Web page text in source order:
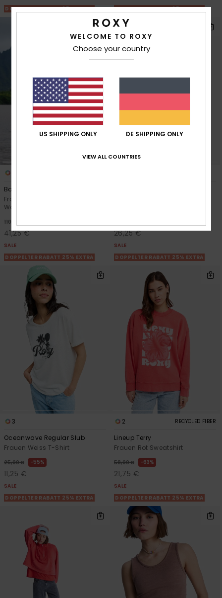
DOPPELTER RABATT 25% EXTRA
DOPPELTER RABATT 25% EXTRA
Boundless Spirit 2
Frauen Beige
Wasserabweisende Jacke
110,00 €
41,25 €
SALE
DOPPELTER RABATT 25% EXTRA
26,25 €
SALE
DOPPELTER RABATT 25% EXTRA
3
Oceanwave Regular Slub
Frauen Weiss T-Shirt
25,00 € 55%
11,25 €
SALE
DOPPELTER RABATT 25% EXTRA
2 RECYCLED FIBER
Lineup Terry
Frauen Rot Sweatshirt
58,00 € 63%
21,75 €
SALE
DOPPELTER RABATT 25% EXTRA
WELCOME TO ROXY
Choose your country
US SHIPPING ONLY DE SHIPPING ONLY
VIEW ALL COUNTRIES